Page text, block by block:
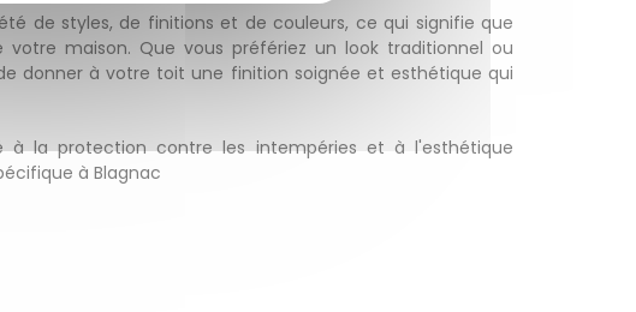
de styles, de finitions et de couleurs, ce qui signifie que
maison. Que vous préfériez un look traditionnel ou
donner à votre toit une finition soignée et esthétique qui
à la protection contre les intempéries et à l'esthétique
à Blagnac